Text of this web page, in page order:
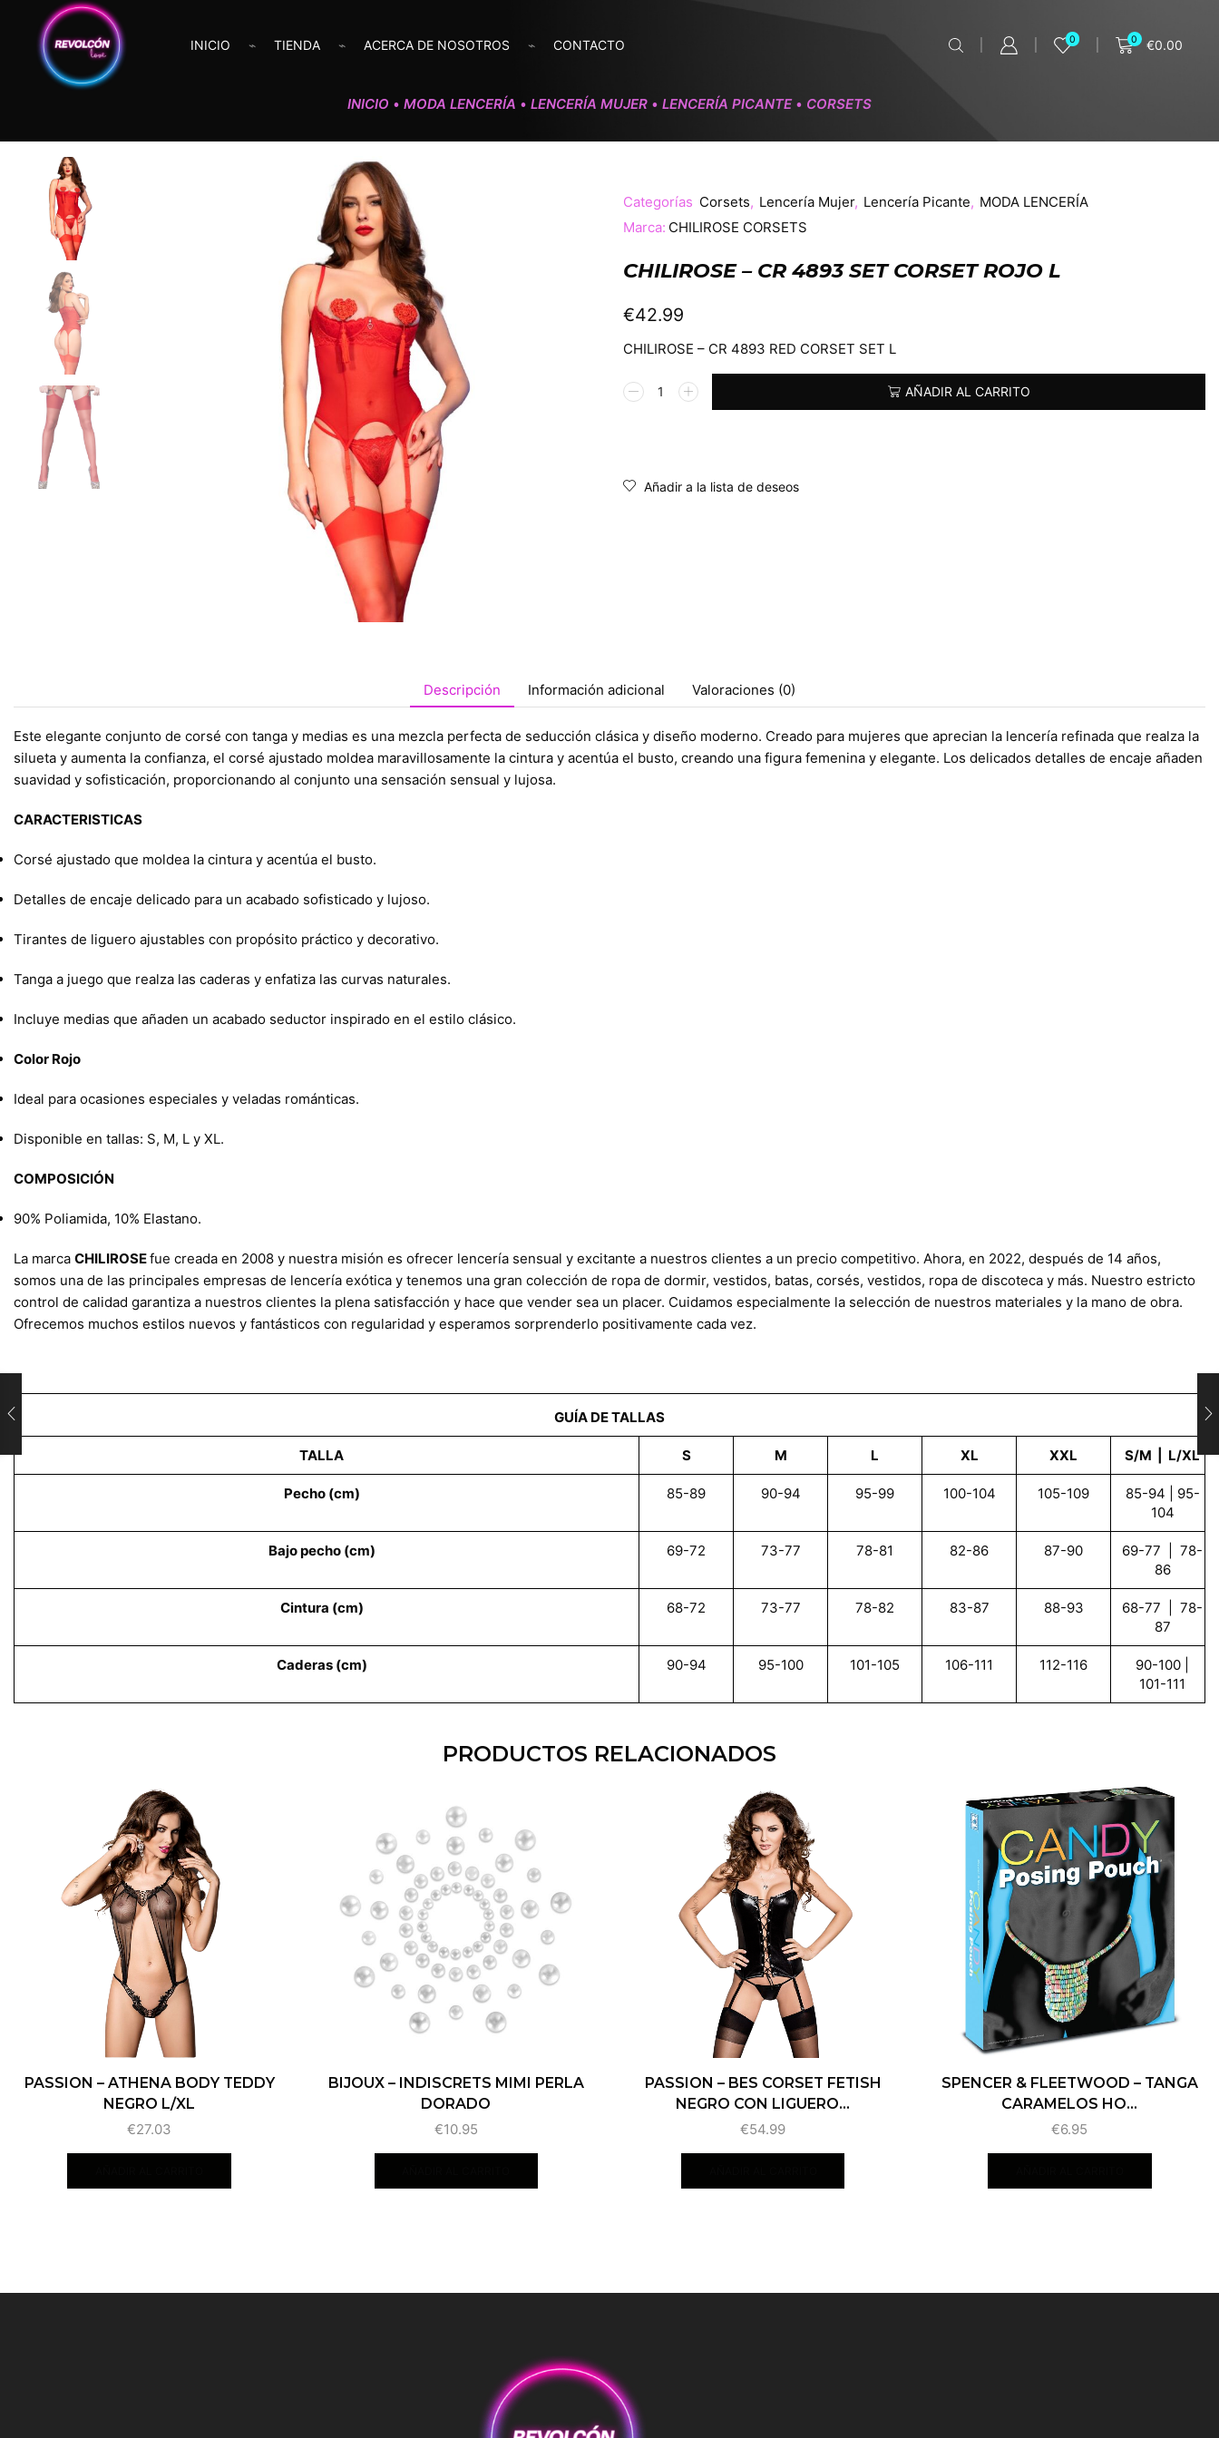
INICIO TIENDA ACERCA DE NOSOTROS CONTACTO 0 0 €0.00
INICIO • MODA LENCERÍA • LENCERÍA MUJER • LENCERÍA PICANTE • CORSETS
Categorías Corsets, Lencería Mujer, Lencería Picante, MODA LENCERÍA
Marca: CHILIROSE CORSETS
CHILIROSE – CR 4893 SET CORSET ROJO L
€42.99
CHILIROSE – CR 4893 RED CORSET SET L
AÑADIR AL CARRITO
Alternative:
Añadir a la lista de deseos
Descripción Información adicional Valoraciones (0)
Este elegante conjunto de corsé con tanga y medias es una mezcla perfecta de seducción clásica y diseño moderno. Creado para mujeres que aprecian la lencería refinada que realza la
silueta y aumenta la confianza, el corsé ajustado moldea maravillosamente la cintura y acentúa el busto, creando una figura femenina y elegante. Los delicados detalles de encaje añaden
suavidad y sofisticación, proporcionando al conjunto una sensación sensual y lujosa.
CARACTERISTICAS
Corsé ajustado que moldea la cintura y acentúa el busto.
Detalles de encaje delicado para un acabado sofisticado y lujoso.
Tirantes de liguero ajustables con propósito práctico y decorativo.
Tanga a juego que realza las caderas y enfatiza las curvas naturales.
Incluye medias que añaden un acabado seductor inspirado en el estilo clásico.
Color Rojo
Ideal para ocasiones especiales y veladas románticas.
Disponible en tallas: S, M, L y XL.
COMPOSICIÓN
90% Poliamida, 10% Elastano.
La marca CHILIROSEfue creada en 2008 y nuestra misión es ofrecer lencería sensual y excitante a nuestros clientes a un precio competitivo. Ahora, en 2022, después de 14 años,
somos una de las principales empresas de lencería exótica y tenemos una gran colección de ropa de dormir, vestidos, batas, corsés, vestidos, ropa de discoteca y más. Nuestro estricto
control de calidad garantiza a nuestros clientes la plena satisfacción y hace que vender sea un placer. Cuidamos especialmente la selección de nuestros materiales y la mano de obra.
Ofrecemos muchos estilos nuevos y fantásticos con regularidad y esperamos sorprenderlo positivamente cada vez.
GUÍA DE TALLAS
TALLA S M L XL XXL S/M | L/XL
Pecho (cm) 85-89 90-94 95-99 100-104 105-109
85-94 | 95-
104
Bajo pecho (cm) 69-72 73-77 78-81 82-86 87-90
69-77 | 78-
86
Cintura (cm) 68-72 73-77 78-82 83-87 88-93
68-77 | 78-
87
Caderas (cm) 90-94 95-100 101-105 106-111 112-116
90-100 |
101-111
PRODUCTOS RELACIONADOS
PASSION – ATHENA BODY TEDDY
NEGRO L/XL
€27.03
BIJOUX – INDISCRETS MIMI PERLA
DORADO
€10.95
PASSION – BES CORSET FETISH
NEGRO CON LIGUERO...
€54.99
SPENCER & FLEETWOOD – TANGA
CARAMELOS HO...
€6.95